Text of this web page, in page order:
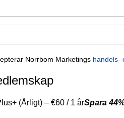
Norrbom Marketings handels-
(Årligt) – €60 / 1 årSpara